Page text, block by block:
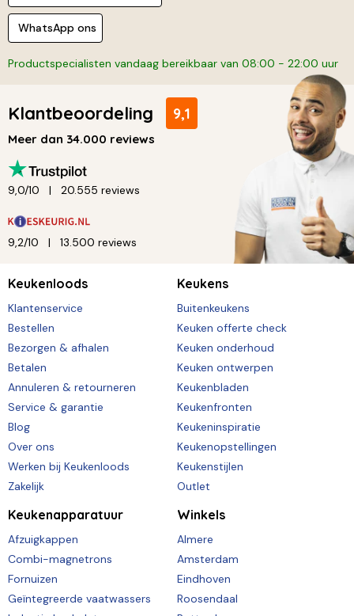
WhatsApp ons
Productspecialisten vandaag bereikbaar van 08:00 - 22:00 uur
Klantbeoordeling 9,1
Meer dan 34.000 reviews
9,0/10 20.555 reviews
9,2/10 13.500 reviews
Keukenloods
Klantenservice
Bestellen
Bezorgen & afhalen
Betalen
Annuleren & retourneren
Service & garantie
Blog
Over ons
Werken bij Keukenloods
Zakelijk
Keukens
Buitenkeukens
Keuken offerte check
Keuken onderhoud
Keuken ontwerpen
Keukenbladen
Keukenfronten
Keukeninspiratie
Keukenopstellingen
Keukenstijlen
Outlet
Keukenapparatuur
Afzuigkappen
Combi-magnetrons
Fornuizen
Geïntegreerde vaatwassers
Winkels
Almere
Amsterdam
Eindhoven
Roosendaal